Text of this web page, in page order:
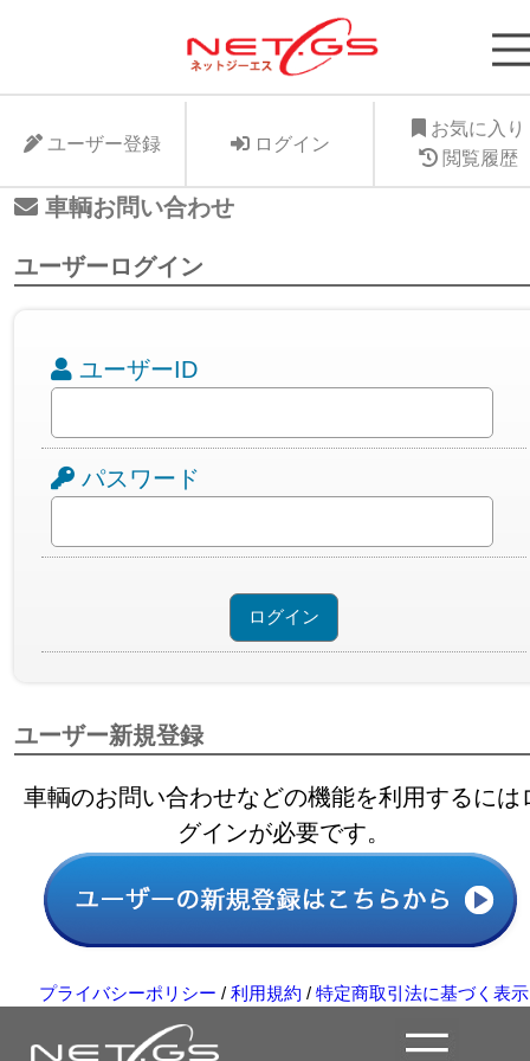
ネット・ジーエス株式会社が運営する中古車個人
支援サービスNet-GSのサイト。より安く中古車
に入れたい、より高くお手元の愛車を手放したい
ット・ジーエス株式会社はお客様が驚きの価格で
車個人売買が出来る支援に全力で取り組みます。
ユーザー登録 ログイン
お気に入り
閲覧履歴
車輌お問い合わせ
ユーザーログイン
ユーザーID
パスワード
ユーザー新規登録
車輌のお問い合わせなどの機能を利用するには
グインが必要です。
プライバシーポリシー / 利用規約 / 特定商取引法に基づく表示